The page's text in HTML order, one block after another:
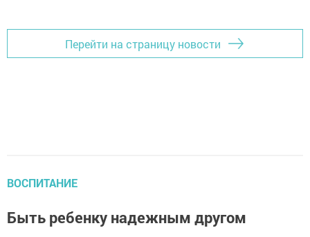
Перейти на страницу новости
ВОСПИТАНИЕ
Быть ребенку надежным другом